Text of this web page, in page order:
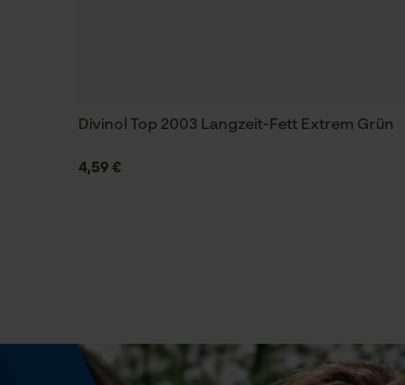
Divinol Top 2003 Langzeit-Fett Extrem Grün
4,59 €